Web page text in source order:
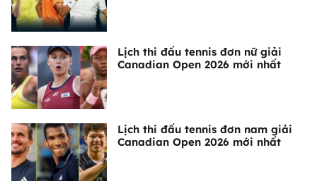
Lịch thi đấu tennis đơn nữ giải
Canadian Open 2026 mới nhất
Lịch thi đấu tennis đơn nam giải
Canadian Open 2026 mới nhất